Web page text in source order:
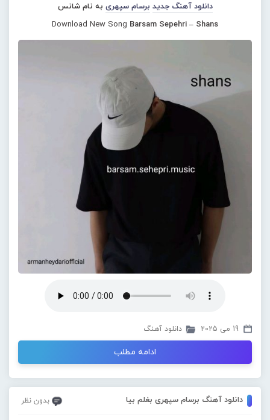
دانلود آهنگ جدید برسام سپهری به نام شانس
Download New Song Barsam Sepehri – Shans
19 می 2025 دانلود آهنگ
ادامه مطلب
دانلود آهنگ برسام سپهری بغلم بیا بدون نظر